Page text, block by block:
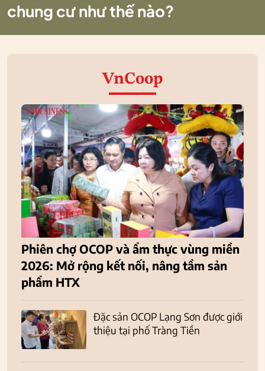
chung cư như thế nào?
VnCoop
Phiên chợ OCOP và ẩm thực vùng miền
2026: Mở rộng kết nối, nâng tầm sản
phẩm HTX
Đặc sản OCOP Lạng Sơn được giới
thiệu tại phố Tràng Tiền